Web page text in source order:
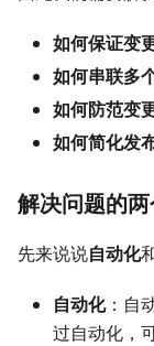
如何保证变
如何串联多
如何防范变
如何简化发
解决问题的
先来说说自动化
自动化：自
过自动化，